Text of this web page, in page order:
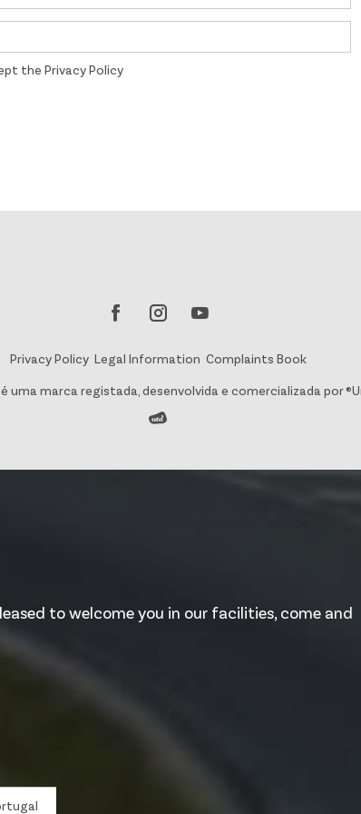
the Privacy Policy
Privacy Policy Legal Information Complaints Book
uma marca registada, desenvolvida e comercializada por
to welcome you in our facilities, come and